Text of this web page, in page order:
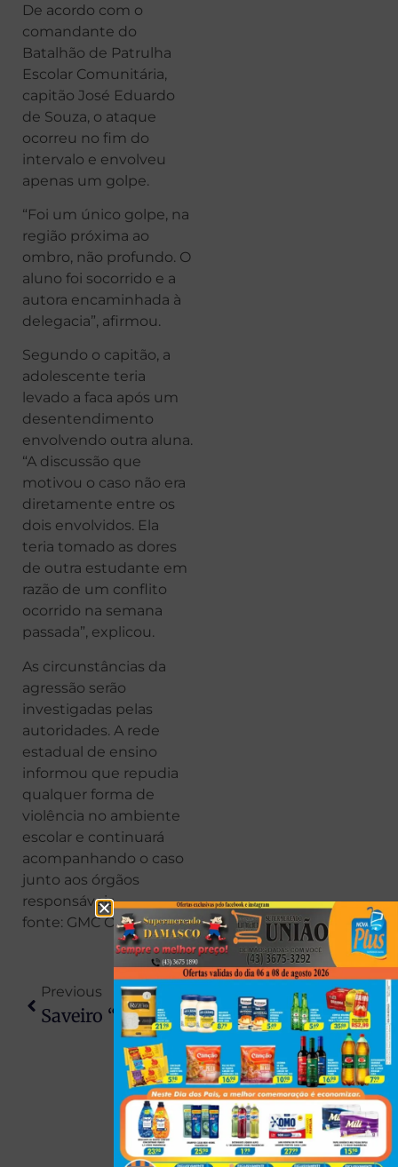
De acordo com o
comandante do
Batalhão de Patrulha
Escolar Comunitária,
capitão José Eduardo
de Souza, o ataque
ocorreu no fim do
intervalo e envolveu
apenas um golpe.
“Foi um único golpe, na
região próxima ao
ombro, não profundo. O
aluno foi socorrido e a
autora encaminhada à
delegacia”, afirmou.
Segundo o capitão, a
adolescente teria
levado a faca após um
desentendimento
envolvendo outra aluna.
“A discussão que
motivou o caso não era
diretamente entre os
dois envolvidos. Ela
teria tomado as dores
de outra estudante em
razão de um conflito
ocorrido na semana
passada”, explicou.
As circunstâncias da
agressão serão
investigadas pelas
autoridades. A rede
estadual de ensino
informou que repudia
qualquer forma de
violência no ambiente
escolar e continuará
acompanhando o caso
junto aos órgãos
responsáveis.
fonte: GMC Online
Previous
Saveiro “recheada” Com 640 Kg De Maconha É Abandonada Após Fuga No Paraná
Next
Paraná Amanhece Com Temperaturas Negativas E Geada Cobre Cidades Após Forte Onda De Frio